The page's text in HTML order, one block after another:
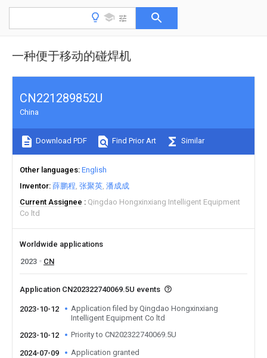
一种便于移动的碰焊机
CN221289852U
China
Download PDF Find Prior Art Similar
Other languages English
Inventor 薛鹏程 张聚英 潘成成
Current Assignee
Qingdao Hongxinxiang Intelligent Equipment
Co ltd
Worldwide applications
2023
CN
Application CN202322740069.5U events
2023-10-12
Application filed by Qingdao Hongxinxiang
Intelligent Equipment Co ltd
2023-10-12
Priority to CN202322740069.5U
2024-07-09 Application granted